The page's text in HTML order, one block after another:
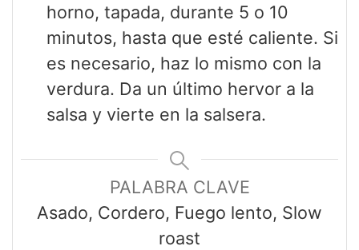
horno, tapada, durante 5 o 10
minutos, hasta que esté caliente. Si
es necesario, haz lo mismo con la
verdura. Da un último hervor a la
salsa y vierte en la salsera.
PALABRA CLAVE
Asado, Cordero, Fuego lento, Slow
roast